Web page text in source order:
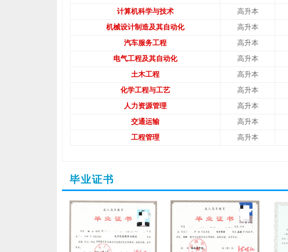
计算机科学与技术 高升本
机械设计制造及其自动化 高升本
汽车服务工程 高升本
电气工程及其自动化 高升本
土木工程 高升本
化学工程与工艺 高升本
人力资源管理 高升本
交通运输 高升本
工程管理 高升本
毕业证书